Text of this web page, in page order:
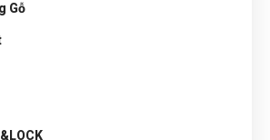
Gỗ